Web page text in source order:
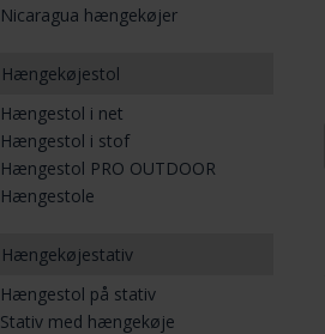
Nicaragua hængekøjer
Hængekøjestol
Hængestol i net
Hængestol i stof
Hængestol PRO OUTDOOR
Hængestole
Hængekøjestativ
Hængestol på stativ
Stativ med hængekøje